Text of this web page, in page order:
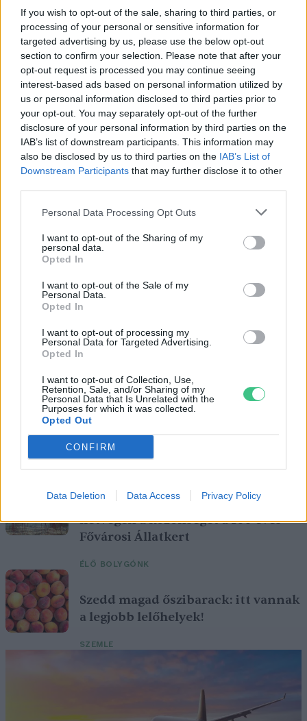
If you wish to opt-out of the sale, sharing to third parties, or
processing of your personal or sensitive information for
targeted advertising by us, please use the below opt-out
section to confirm your selection. Please note that after your
opt-out request is processed you may continue seeing
interest-based ads based on personal information utilized by
us or personal information disclosed to third parties prior to
your opt-out. You may separately opt-out of the further
disclosure of your personal information by third parties on the
IAB’s list of downstream participants. This information may
also be disclosed by us to third parties on the IAB’s List of
Downstream Participants that may further disclose it to other
Personal Data Processing Opt Outs
I want to opt-out of the Sharing of my
personal data.
Opted In
I want to opt-out of the Sale of my
Personal Data.
Opted In
I want to opt-out of processing my
Personal Data for Targeted Advertising.
Opted In
I want to opt-out of Collection, Use,
Retention, Sale, and/or Sharing of my
Personal Data that Is Unrelated with the
Purposes for which it was collected.
Opted Out
CONFIRM
Data Deletion Data Access Privacy Policy
Vitorlavirág – Így lesz gyönyörű
a te lakásodban is
ÉLŐ BOLYGÓNK Lonkay Márta 4 perc
A vitorlavirág ideális szobanövény, hiszen kiválóan tűri a meleget
Születésnapi programokkal várja a
hétvégén a közönséget a 160 éves
Fővárosi Állatkert
ÉLŐ BOLYGÓNK
Szedd magad őszibarack: itt vannak
a legjobb lelőhelyek!
SZEMLE